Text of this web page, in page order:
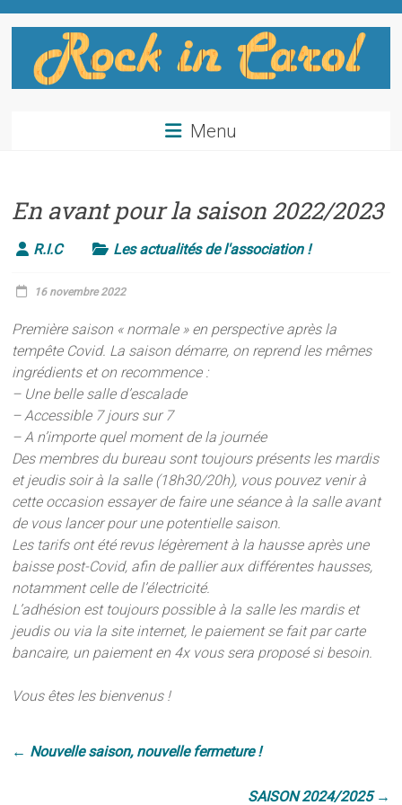
content
Salle
d'escalade
à
Enveitg
Menu
En avant pour la saison 2022/2023
R.I.C Les actualités de l'association !
16 novembre 2022
Première saison « normale » en perspective après la
tempête Covid. La saison démarre, on reprend les mêmes
ingrédients et on recommence :
– Une belle salle d’escalade
– Accessible 7 jours sur 7
– A n’importe quel moment de la journée
Des membres du bureau sont toujours présents les mardis
et jeudis soir à la salle (18h30/20h), vous pouvez venir à
cette occasion essayer de faire une séance à la salle avant
de vous lancer pour une potentielle saison.
Les tarifs ont été revus légèrement à la hausse après une
baisse post-Covid, afin de pallier aux différentes hausses,
notamment celle de l’électricité.
L’adhésion est toujours possible à la salle les mardis et
jeudis ou via la site internet, le paiement se fait par carte
bancaire, un paiement en 4x vous sera proposé si besoin.
Vous êtes les bienvenus !
← Nouvelle saison, nouvelle fermeture !
SAISON 2024/2025 →